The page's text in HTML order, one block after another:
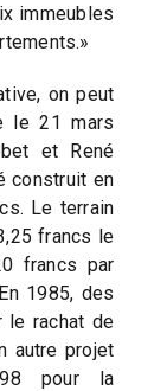
immeubles
on peut
le 21 mars
et René
construit en
Le terrain
francs le
francs par
1985, des
le rachat de
autre projet
pour la